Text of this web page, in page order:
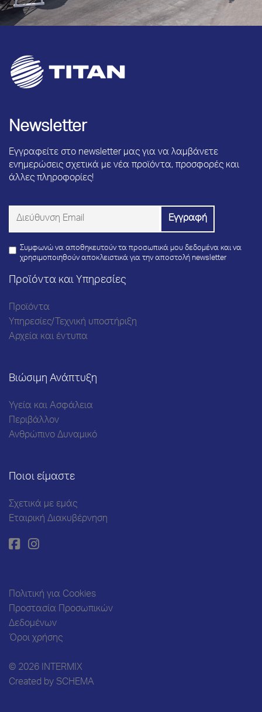
Newsletter
Εγγραφείτε στο newsletter μας για να λαμβάνετε
ενημερώσεις σχετικά με νέα προϊόντα, προσφορές και
άλλες πληροφορίες!
Συμφωνώ να αποθηκευτούν τα προσωπικά μου δεδομένα και να
χρησιμοποιηθούν αποκλειστικά για την αποστολή newsletter
Προϊόντα και Υπηρεσίες
Προϊόντα
Υπηρεσίες/Τεχνική υποστήριξη
Αρχεία και έντυπα
Βιώσιμη Ανάπτυξη
Υγεία και Ασφάλεια
Περιβάλλον
Ανθρώπινο Δυναμικό
Ποιοι είμαστε
Σχετικά με εμάς
Εταιρική Διακυβέρνηση
Πολιτική για Cookies
Προστασία Προσωπικών
Δεδομένων
Όροι χρήσης
© 2026 INTERMIX
Created by SCHEMA